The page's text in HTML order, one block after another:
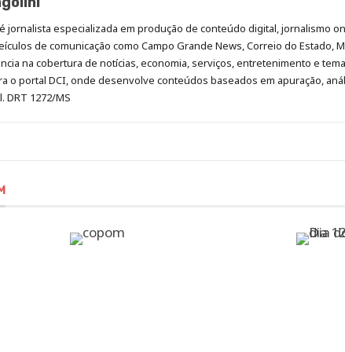
jornalista especializada em produção de conteúdo digital, jornalismo
de comunicação como Campo Grande News, Correio do Estado,
na cobertura de notícias, economia, serviços, entretenimento e
o portal DCI, onde desenvolve conteúdos baseados em apuração,
DRT 1272/MS